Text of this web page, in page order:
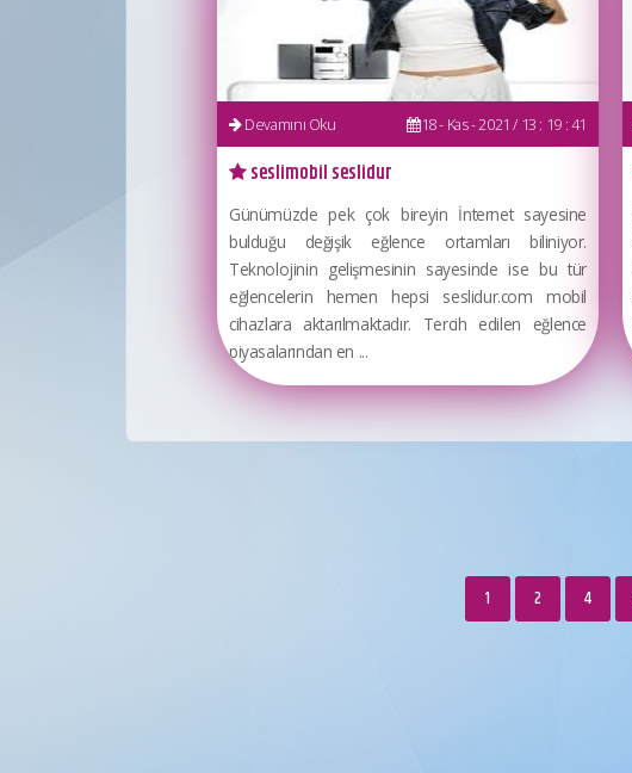
seslimobil seslidur
Günümüzde pek çok bireyin İnternet sayesine
bulduğu değişik eğlence ortamları biliniyor.
Teknolojinin gelişmesinin sayesinde ise bu tür
eğlencelerin hemen hepsi seslidur.com mobil
cihazlara aktarılmaktadır. Tercih edilen eğlence
piyasalarından en ...
Devamını Oku 18 - Kas - 2021 / 13 : 19 : 41
1 2 4